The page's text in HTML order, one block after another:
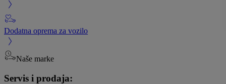
Dodatna oprema za vozilo
Naše marke
Servis i prodaja: